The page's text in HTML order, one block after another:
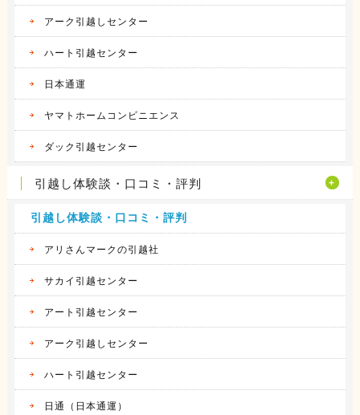
アーク引越しセンター
ハート引越センター
日本通運
ヤマトホームコンビニエンス
ダック引越センター
引越し体験談・口コミ・評判
引越し体験談・口コミ・評判
アリさんマークの引越社
サカイ引越センター
アート引越センター
アーク引越しセンター
ハート引越センター
日通（日本通運）